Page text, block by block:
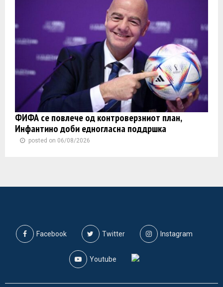
ФИФА се повлече од контроверзниот план,
Инфантино доби едногласна поддршка
posted on 06/08/2026
Facebook Twitter Instagram
Youtube